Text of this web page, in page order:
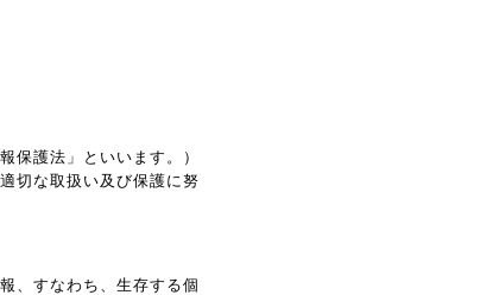
保護法」といいます。）
切な取扱い及び保護に努
、すなわち、生存する個